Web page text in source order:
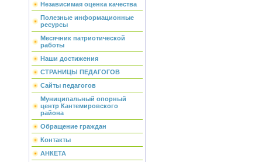
Независимая оценка качества
Полезные информационные
ресурсы
Месячник патриотической
работы
Наши достижения
СТРАНИЦЫ ПЕДАГОГОВ
Сайты педагогов
Муниципальный опорный
центр Кантемировского
района
Обращение граждан
Контакты
АНКЕТА